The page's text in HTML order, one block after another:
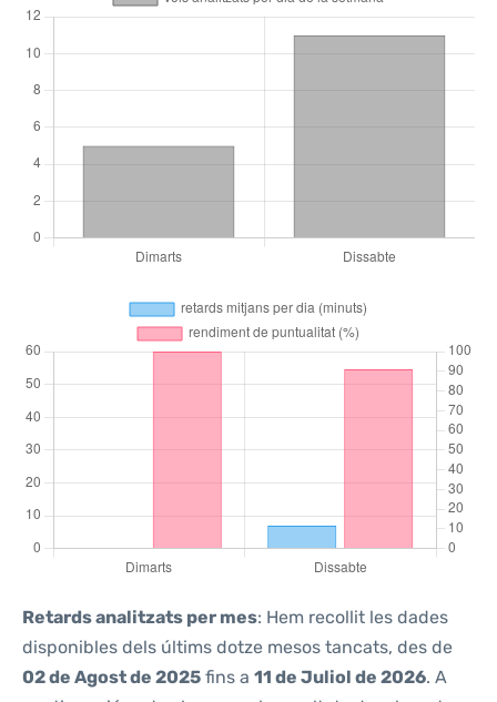
Retards analitzats per mes: Hem recollit les dades
disponibles dels últims dotze mesos tancats, des de
02 de Agost de 2025 fins a 11 de Juliol de 2026. A